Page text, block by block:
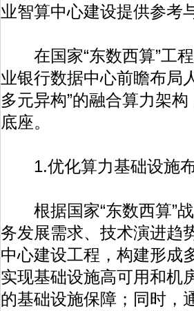
业智算中心建设提供参考
在国家“东数西算”工程
业银行数据中心前瞻布局
多元异构”的融合算力架
底座。
1.优化算力基础设施
根据国家“东数西算”战
务发展需求、技术演进趋
中心建设工程，构建形成
实现基础设施高可用和机
的基础设施保障；同时，